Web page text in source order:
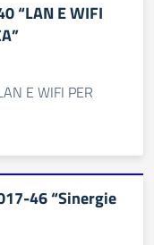
“LAN E WIFI
E WIFI PER
46 “Sinergie